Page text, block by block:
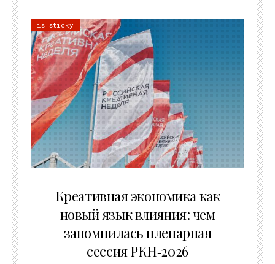
is sticky
Креативная экономика как
новый язык влияния: чем
запомнилась пленарная
сессия РКН‑2026